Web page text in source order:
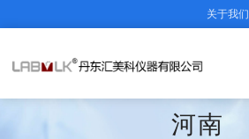
关于我们
河南